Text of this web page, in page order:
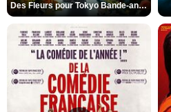
Des Fleurs pour Tokyo Bande-annonce VO STFR